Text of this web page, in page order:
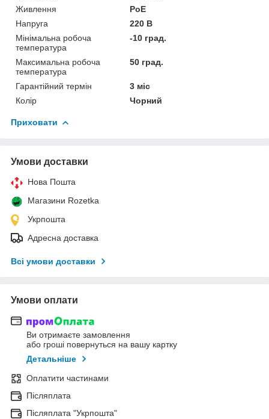
Живлення
PoE
Напруга
220 В
Мінімальна робоча
температура
-10 град.
Максимальна робоча
температура
50 град.
Гарантійний термін
3 міс
Колір
Чорний
Приховати
Умови доставки
Нова Пошта
Магазини Rozetka
Укрпошта
Адресна доставка
Всі умови доставки
Умови оплати
Ви отримаєте замовлення
або гроші повернуться на вашу картку
Детальніше
Оплатити частинами
Післяплата
Післяплата "Укрпошта"